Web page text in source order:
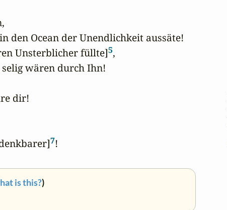
den Ocean der Unendlichkeit aussäte!
Unsterblicher füllte]5,
wären durch Ihn!
dir!
7!
is this?)